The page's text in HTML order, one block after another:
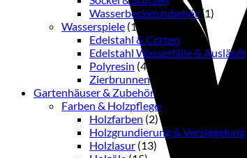
Wasserbeckenzubehör (1)
Wasserspiele (13)
Edelstahl & Corten
Edelstahl Wasserfälle & Ausläufe
Polyresin (4)
Zierbrunnen
Gartenhäuser & Zubehör
Farben & Holzpflege
Holzfarben (2)
Holzgrundierung & Versiegelung
Holzlasur (13)